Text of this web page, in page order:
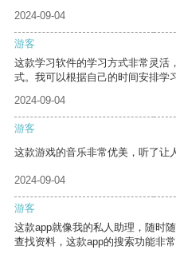
2024-09-04
游客
这款学习软件的学习方式非常灵活
式。我可以根据自己的时间安排学
2024-09-04
游客
这款游戏的音乐非常优美，听了让
2024-09-04
游客
这款app就像我的私人助理，随时
查找资料，这款app的搜索功能非